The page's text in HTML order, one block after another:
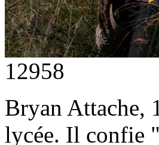
12958
Bryan Attache,
lycée. Il confie "